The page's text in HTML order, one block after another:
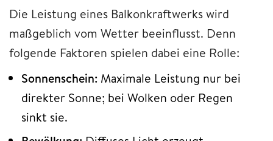
Die Leistung eines Balkonkraftwerks wird
maßgeblich vom Wetter beeinflusst. Denn
folgende Faktoren spielen dabei eine Rolle:
Sonnenschein: Maximale Leistung nur bei
direkter Sonne; bei Wolken oder Regen
sinkt sie.